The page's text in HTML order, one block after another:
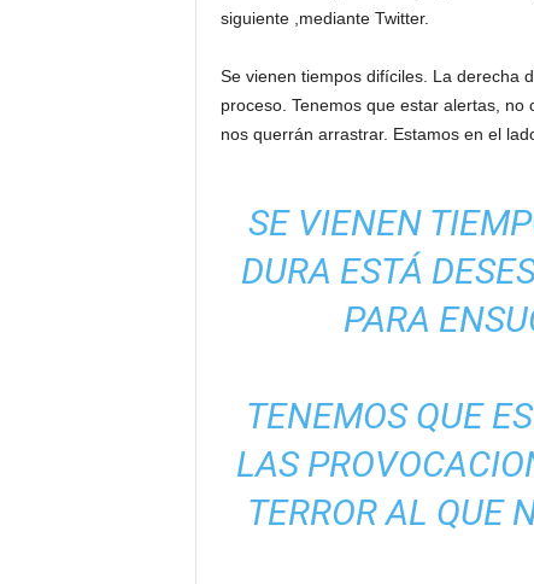
siguiente ,mediante Twitter.
Se vienen tiempos difíciles. La derecha
proceso. Tenemos que estar alertas,
nos querrán arrastrar. Estamos en el
SE VIENEN
DURA ESTÁ
PARA
TENEMOS QUE
LAS
TERROR AL QUE